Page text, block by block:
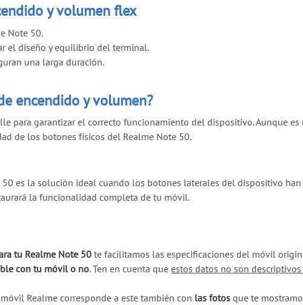
y volumen flex
Note 50.
el diseño y equilibrio del terminal.
una larga duración.
encendido y volumen?
para garantizar el correcto funcionamiento del dispositivo. Aunque
de los botones físicos del Realme Note 50.
es la solución ideal cuando los botones laterales del dispositivo han
la funcionalidad completa de tu móvil.
tu Realme Note 50 te facilitamos las especificaciones del móvil
con tu móvil o no. Ten en cuenta queestos datos no son
Realme corresponde a este también con las fotos que te